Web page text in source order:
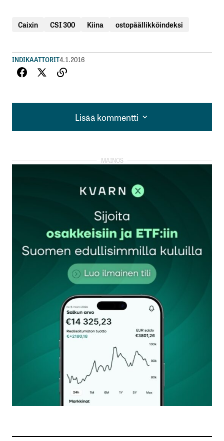
Caixin CSI 300 Kiina ostopäällikköindeksi
INDIKAATTORIT4.1.2016
Lisää kommentti
Lisää kommentti
kirjautua
rekisteröityä
Sähköpostiosoitettasi ei julkaista.Pakolliset
kentät on merkitty*
Kommentti*
Nimesi tai nimimerkkisi
Sähköpostiosoitteesi
Tilaa SalkunRakentajan uutiskirje